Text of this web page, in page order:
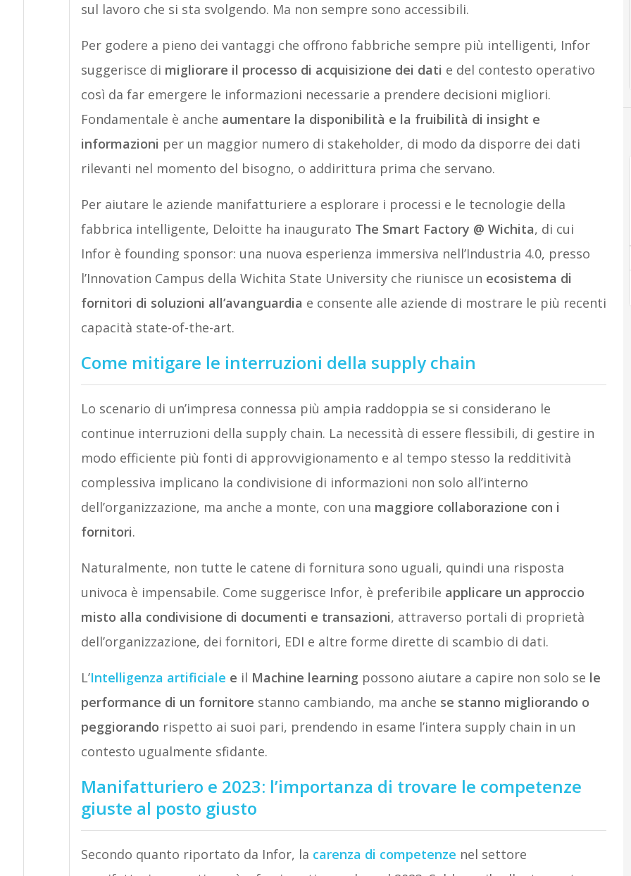
sul lavoro che si sta svolgendo. Ma non sempre sono accessibili.
Per godere a pieno dei vantaggi che offrono fabbriche sempre più intelligenti, Infor
suggerisce di migliorare il processo di acquisizione dei dati e del contesto operativo
così da far emergere le informazioni necessarie a prendere decisioni migliori.
Fondamentale è anche aumentare la disponibilità e la fruibilità di insight e
informazioni per un maggior numero di stakeholder, di modo da disporre dei dati
rilevanti nel momento del bisogno, o addirittura prima che servano.
Per aiutare le aziende manifatturiere a esplorare i processi e le tecnologie della
fabbrica intelligente, Deloitte ha inaugurato The Smart Factory @ Wichita, di cui
Infor è founding sponsor: una nuova esperienza immersiva nell’Industria 4.0, presso
l’Innovation Campus della Wichita State University che riunisce un ecosistema di
fornitori di soluzioni all’avanguardia e consente alle aziende di mostrare le più recenti
capacità state-of-the-art.
Come mitigare le interruzioni della supply chain
Lo scenario di un’impresa connessa più ampia raddoppia se si considerano le
continue interruzioni della supply chain. La necessità di essere flessibili, di gestire in
modo efficiente più fonti di approvvigionamento e al tempo stesso la redditività
complessiva implicano la condivisione di informazioni non solo all’interno
dell’organizzazione, ma anche a monte, con una maggiore collaborazione con i
fornitori.
Naturalmente, non tutte le catene di fornitura sono uguali, quindi una risposta
univoca è impensabile. Come suggerisce Infor, è preferibile applicare un approccio
misto alla condivisione di documenti e transazioni, attraverso portali di proprietà
dell’organizzazione, dei fornitori, EDI e altre forme dirette di scambio di dati.
L’Intelligenza artificiale e il Machine learning possono aiutare a capire non solo se le
performance di un fornitore stanno cambiando, ma anche se stanno migliorando o
peggiorando rispetto ai suoi pari, prendendo in esame l’intera supply chain in un
contesto ugualmente sfidante.
Manifatturiero e 2023: l’importanza di trovare le competenze
giuste al posto giusto
Secondo quanto riportato da Infor, la carenza di competenze nel settore